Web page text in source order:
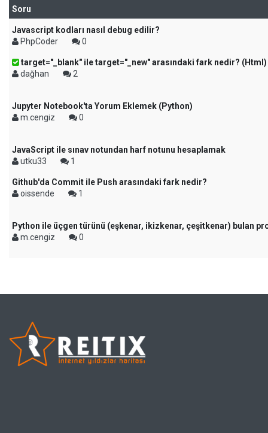
Soru
Javascript kodları nasıl debug edilir?
PhpCoder
0
target="_blank" ile target="_new" arasındaki fark nedir? (Html)
dağhan
2
Jupyter Notebook'ta Yorum Eklemek (Python)
m.cengiz
0
JavaScript ile sınav notundan harf notunu hesaplamak
utku33
1
Github'da Commit ile Push arasındaki fark nedir?
oissende
1
Python ile üçgen türünü (eşkenar, ikizkenar, çeşitkenar) bulan
m.cengiz
0